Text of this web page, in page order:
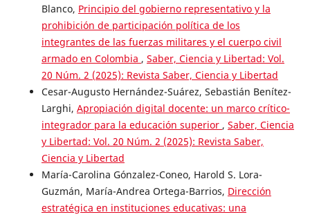
Blanco, Principio del gobierno representativo y la
prohibición de participación política de los
integrantes de las fuerzas militares y el cuerpo civil
armado en Colombia , Saber, Ciencia y Libertad: Vol.
20 Núm. 2 (2025): Revista Saber, Ciencia y Libertad
Cesar-Augusto Hernández-Suárez, Sebastián Benítez-
Larghi, Apropiación digital docente: un marco crítico-
integrador para la educación superior , Saber, Ciencia
y Libertad: Vol. 20 Núm. 2 (2025): Revista Saber,
Ciencia y Libertad
María-Carolina Gónzalez-Coneo, Harold S. Lora-
Guzmán, María-Andrea Ortega-Barrios, Dirección
estratégica en instituciones educativas: una